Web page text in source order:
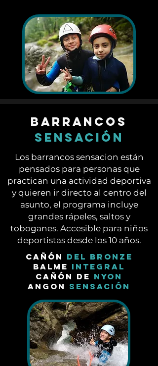
barrancos
Sensación
Los barrancos sensacion están
pensados para personas que
practican una actividad deportiva
y quieren ir directo al centro del
asunto, el programa incluye
grandes rápeles, saltos y
toboganes. Accesible para niños
deportistas desde los 10 años.
Cañón del bronze
Balme Integral
Cañón de Nyon
Angon Sensación